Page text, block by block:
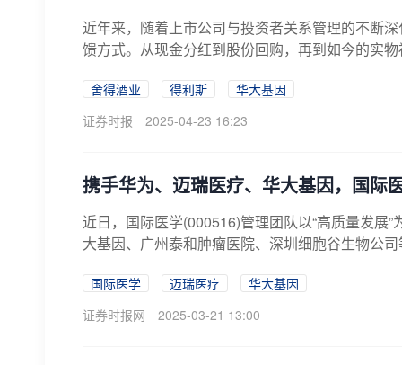
近年来，随着上市公司与投资者关系管理的不断
馈方式。从现金分红到股份回购，再到如今的实
舍得酒业 得利斯
华大基因
证券时报
2025-04-23 16:23
携手华为、迈瑞医疗、华大基因，国际
近日，国际医学(000516)管理团队以“高质量发展
大基因、广州泰和肿瘤医院、深圳细胞谷生物公
国际医学 迈瑞医疗
华大基因
证券时报网
2025-03-21 13:00